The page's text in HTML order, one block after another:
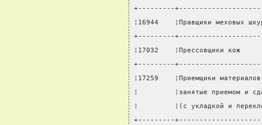
+---------
¦16944    ¦Правщики меховых
+---------
¦17032
+---------
¦17259    ¦Приемщики
¦         ¦занятые приемом и
¦         ¦(с укладкой и
+---------